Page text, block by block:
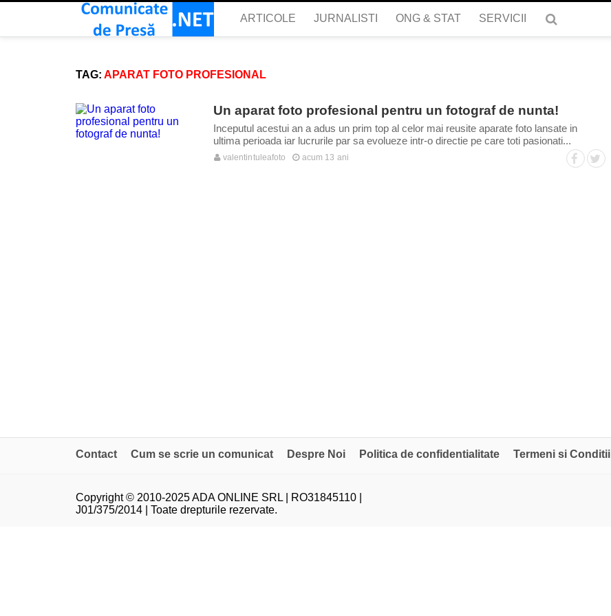
ARTICOLE JURNALISTI ONG & STAT SERVICII
TAG: APARAT FOTO PROFESIONAL
Un aparat foto profesional pentru un fotograf de nunta!
Inceputul acestui an a adus un prim top al celor mai reusite aparate foto lansate in
ultima perioada iar lucrurile par sa evolueze intr-o directie pe care toti pasionati...
valentintuleafoto acum 13 ani
Contact Cum se scrie un comunicat Despre Noi Politica de confidentialitate Termeni si Conditii
Copyright © 2010-2025 ADA ONLINE SRL | RO31845110 |
J01/375/2014 | Toate drepturile rezervate.